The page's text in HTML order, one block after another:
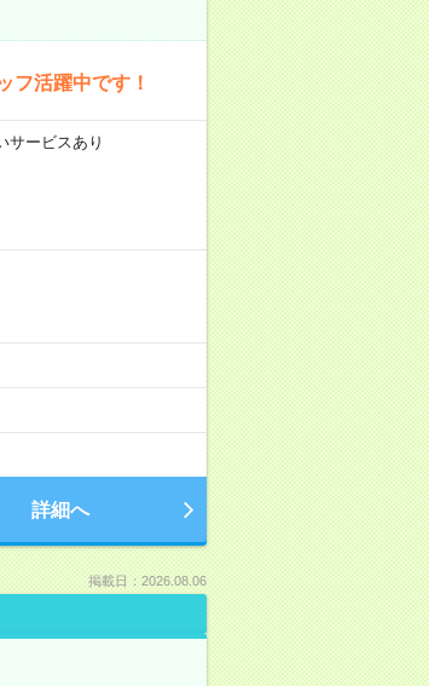
フ活躍中です！
ービスあり
詳細へ
掲載日：2026.08.06